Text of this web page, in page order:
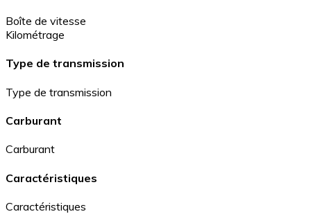
Boîte de vitesse
Kilométrage
Type de transmission
Type de transmission
Carburant
Carburant
Caractéristiques
Caractéristiques